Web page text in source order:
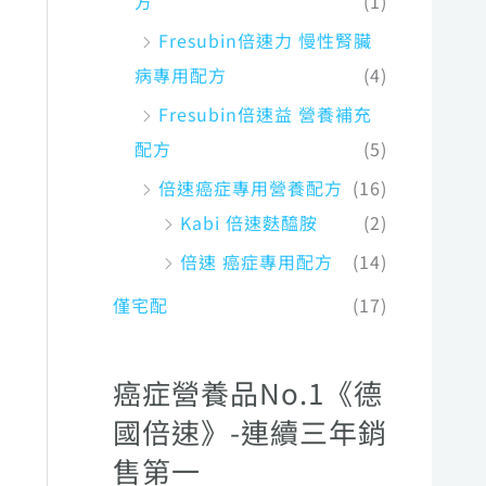
Fresubin倍速力 慢性腎臟
病專用配方
(4)
Fresubin倍速益 營養補充
配方
(5)
倍速癌症專用營養配方 (16)
Kabi 倍速麩醯胺
(2)
倍速 癌症專用配方
(14)
僅宅配
(17)
癌症營養品No.1《德
國倍速》-連續三年銷
售第一